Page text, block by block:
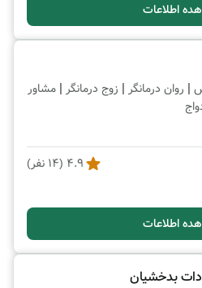
اطلاعات
| روان درمانگر | زوج درمانگر | مشاور
4.9
(
14 نفر)
اطلاعات
بدخشیان